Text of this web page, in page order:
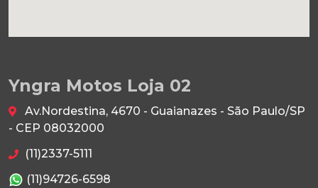
Yngra Motos Loja 02
Av.Nordestina, 4670 - Guaianazes - São Paulo/SP
- CEP 08032000
(11)2337-5111
(11)94726-6598